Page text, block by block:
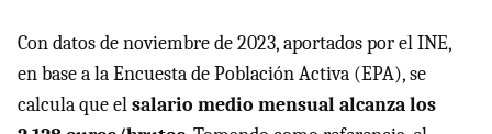
Con datos de noviembre de 2023, aportados por el INE,
en base a la Encuesta de Población Activa (EPA), se
calcula que elsalario medio mensual alcanza los